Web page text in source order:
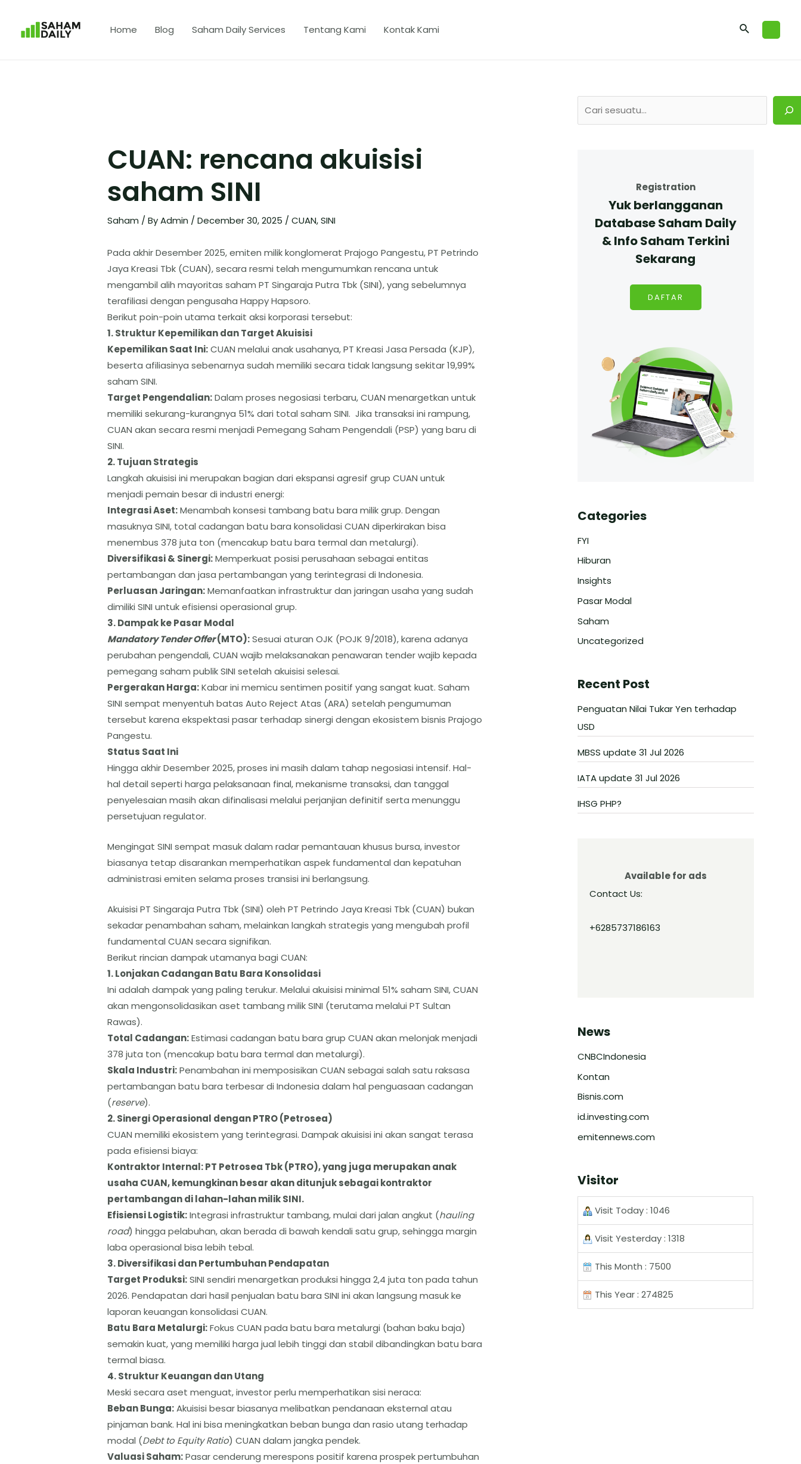
Home Blog Saham Daily Services Tentang Kami Kontak Kami
CUAN: rencana akuisisi
saham SINI
Saham / ByAdmin / December 30, 2025 / CUAN,SINI
Pada akhir Desember 2025, emiten milik konglomerat Prajogo Pangestu, PT Petrindo
Jaya Kreasi Tbk (CUAN), secara resmi telah mengumumkan rencana untuk
mengambil alih mayoritas saham PT Singaraja Putra Tbk (SINI), yang sebelumnya
terafiliasi dengan pengusaha Happy Hapsoro.
​Berikut poin-poin utama terkait aksi korporasi tersebut:
​1. Struktur Kepemilikan dan Target Akuisisi
​Kepemilikan Saat Ini:CUAN melalui anak usahanya, PT Kreasi Jasa Persada (KJP),
beserta afiliasinya sebenarnya sudah memiliki secara tidak langsung sekitar 19,99%
saham SINI.
​Target Pengendalian:Dalam proses negosiasi terbaru, CUAN menargetkan untuk
memiliki sekurang-kurangnya 51% dari total saham SINI. Jika transaksi ini rampung,
CUAN akan secara resmi menjadi Pemegang Saham Pengendali (PSP) yang baru di
SINI.
​2. Tujuan Strategis
​Langkah akuisisi ini merupakan bagian dari ekspansi agresif grup CUAN untuk
menjadi pemain besar di industri energi:
​Integrasi Aset:Menambah konsesi tambang batu bara milik grup. Dengan
masuknya SINI, total cadangan batu bara konsolidasi CUAN diperkirakan bisa
menembus 378 juta ton (mencakup batu bara termal dan metalurgi).
​Diversifikasi & Sinergi:Memperkuat posisi perusahaan sebagai entitas
pertambangan dan jasa pertambangan yang terintegrasi di Indonesia.
​Perluasan Jaringan:Memanfaatkan infrastruktur dan jaringan usaha yang sudah
dimiliki SINI untuk efisiensi operasional grup.
​3. Dampak ke Pasar Modal
​Mandatory Tender Offer(MTO):Sesuai aturan OJK (POJK 9/2018), karena adanya
perubahan pengendali, CUAN wajib melaksanakan penawaran tender wajib kepada
pemegang saham publik SINI setelah akuisisi selesai.
​Pergerakan Harga:Kabar ini memicu sentimen positif yang sangat kuat. Saham
SINI sempat menyentuh batas Auto Reject Atas (ARA) setelah pengumuman
tersebut karena ekspektasi pasar terhadap sinergi dengan ekosistem bisnis Prajogo
Pangestu.
​Status Saat Ini
​Hingga akhir Desember 2025, proses ini masih dalam tahap negosiasi intensif. Hal-
hal detail seperti harga pelaksanaan final, mekanisme transaksi, dan tanggal
penyelesaian masih akan difinalisasi melalui perjanjian definitif serta menunggu
persetujuan regulator.
Mengingat SINI sempat masuk dalam radar pemantauan khusus bursa, investor
biasanya tetap disarankan memperhatikan aspek fundamental dan kepatuhan
administrasi emiten selama proses transisi ini berlangsung.
Akuisisi PT Singaraja Putra Tbk (SINI) oleh PT Petrindo Jaya Kreasi Tbk (CUAN) bukan
sekadar penambahan saham, melainkan langkah strategis yang mengubah profil
fundamental CUAN secara signifikan.
​Berikut rincian dampak utamanya bagi CUAN:
​1. Lonjakan Cadangan Batu Bara Konsolidasi
​Ini adalah dampak yang paling terukur. Melalui akuisisi minimal 51% saham SINI, CUAN
akan mengonsolidasikan aset tambang milik SINI (terutama melalui PT Sultan
Rawas).
Total Cadangan:Estimasi cadangan batu bara grup CUAN akan melonjak menjadi
378 juta ton (mencakup batu bara termal dan metalurgi).
​Skala Industri:Penambahan ini memposisikan CUAN sebagai salah satu raksasa
pertambangan batu bara terbesar di Indonesia dalam hal penguasaan cadangan
(reserve).
​2. Sinergi Operasional dengan PTRO (Petrosea)
​CUAN memiliki ekosistem yang terintegrasi. Dampak akuisisi ini akan sangat terasa
pada efisiensi biaya:
​Kontraktor Internal: PT Petrosea Tbk (PTRO), yang juga merupakan anak
usaha CUAN, kemungkinan besar akan ditunjuk sebagai kontraktor
pertambangan di lahan-lahan milik SINI.
​Efisiensi Logistik:Integrasi infrastruktur tambang, mulai dari jalan angkut (hauling
road) hingga pelabuhan, akan berada di bawah kendali satu grup, sehingga margin
laba operasional bisa lebih tebal.
​3. Diversifikasi dan Pertumbuhan Pendapatan
​Target Produksi:SINI sendiri menargetkan produksi hingga 2,4 juta ton pada tahun
2026. Pendapatan dari hasil penjualan batu bara SINI ini akan langsung masuk ke
laporan keuangan konsolidasi CUAN.
​Batu Bara Metalurgi:Fokus CUAN pada batu bara metalurgi (bahan baku baja)
semakin kuat, yang memiliki harga jual lebih tinggi dan stabil dibandingkan batu bara
termal biasa.
​4. Struktur Keuangan dan Utang
​Meski secara aset menguat, investor perlu memperhatikan sisi neraca:
Beban Bunga:Akuisisi besar biasanya melibatkan pendanaan eksternal atau
pinjaman bank. Hal ini bisa meningkatkan beban bunga dan rasio utang terhadap
modal (Debt to Equity Ratio) CUAN dalam jangka pendek.
​Valuasi Saham:Pasar cenderung merespons positif karena prospek pertumbuhan
Registration
Yuk berlangganan
Database Saham Daily
& Info Saham Terkini
Sekarang
DAFTAR
Categories
FYI
Hiburan
Insights
Pasar Modal
Saham
Uncategorized
Recent Post
Penguatan Nilai Tukar Yen terhadap
USD
MBSS update 31 Jul 2026
IATA update 31 Jul 2026
IHSG PHP?
Available for ads
Contact Us:
+6285737186163
News
CNBCIndonesia
Kontan
Bisnis.com
id.investing.com
emitennews.com
Visitor
Visit Today : 1046
Visit Yesterday : 1318
This Month : 7500
This Year : 274825